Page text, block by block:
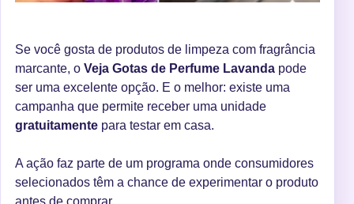
Se você gosta de produtos de limpeza com fragrância
marcante, o Veja Gotas de Perfume Lavanda pode
ser uma excelente opção. E o melhor: existe uma
campanha que permite receber uma unidade
gratuitamente para testar em casa.
A ação faz parte de um programa onde consumidores
selecionados têm a chance de experimentar o produto